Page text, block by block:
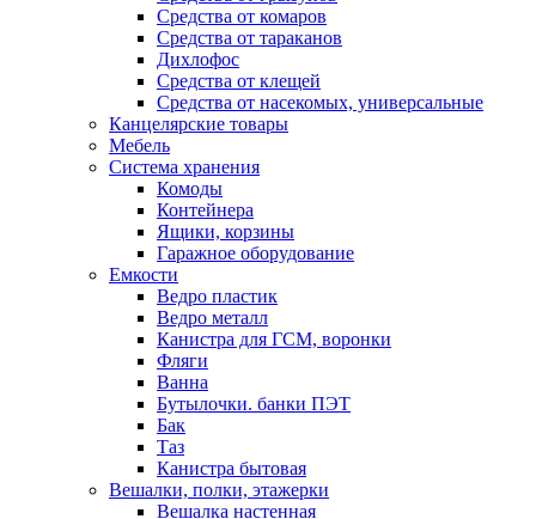
Средства от комаров
Средства от тараканов
Дихлофос
Средства от клещей
Средства от насекомых, универсальные
Канцелярские товары
Мебель
Система хранения
Комоды
Контейнера
Ящики, корзины
Гаражное оборудование
Емкости
Ведро пластик
Ведро металл
Канистра для ГСМ, воронки
Фляги
Ванна
Бутылочки. банки ПЭТ
Бак
Таз
Канистра бытовая
Вешалки, полки, этажерки
Вешалка настенная